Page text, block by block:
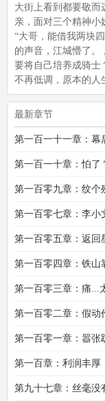
大街上看到都要敬而
亲，面对三个精神小
“大哥，能借我两块
的声音，江城懵了。
要将自己培养成骑士
不再低调，原本的人
最新章节
第一百一十一章：幕
第一百一十章：怕了
第一百零九章：纹个
第一百零七章：李小
第一百零五章：返回
第一百零四章：铁山
第一百零三章：痛...
第一百零二章：假动
第一百零一章：嚣张
第一百章：利润丰厚
第九十七章：丝毫没